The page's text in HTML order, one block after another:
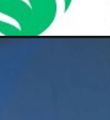
制作：
27歳で迎えたメジャー
Major 2026で語っ
への助言、今後のキャリ